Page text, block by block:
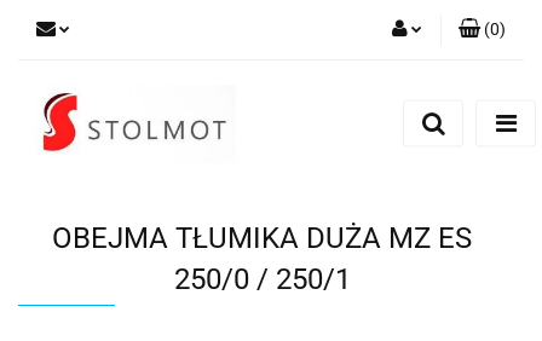
(0)
OBEJMA TŁUMIKA DUŻA MZ ES
250/0 / 250/1